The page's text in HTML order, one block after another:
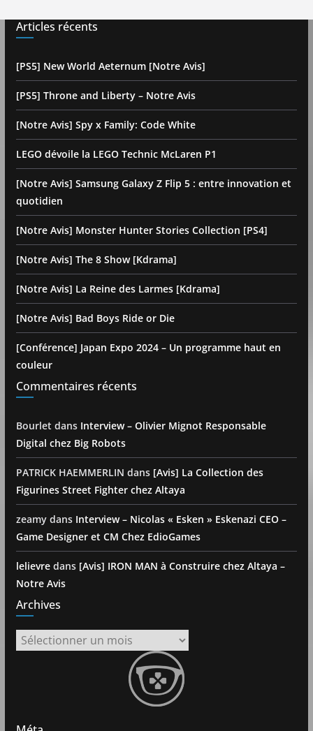
Articles récents
[PS5] New World Aeternum [Notre Avis]
[PS5] Throne and Liberty – Notre Avis
[Notre Avis] Spy x Family: Code White
LEGO dévoile la LEGO Technic McLaren P1
[Notre Avis] Samsung Galaxy Z Flip 5 : entre innovation et
quotidien
[Notre Avis] Monster Hunter Stories Collection [PS4]
[Notre Avis] The 8 Show [Kdrama]
[Notre Avis] La Reine des Larmes [Kdrama]
[Notre Avis] Bad Boys Ride or Die
[Conférence] Japan Expo 2024 – Un programme haut en
couleur
Commentaires récents
Bourlet dans Interview – Olivier Mignot Responsable
Digital chez Big Robots
PATRICK HAEMMERLIN dans [Avis] La Collection des
Figurines Street Fighter chez Altaya
zeamydans Interview – Nicolas « Esken » Eskenazi CEO –
Game Designer et CM Chez EdioGames
lelievredans [Avis] IRON MAN à Construire chez Altaya –
Notre Avis
Archives
Archives